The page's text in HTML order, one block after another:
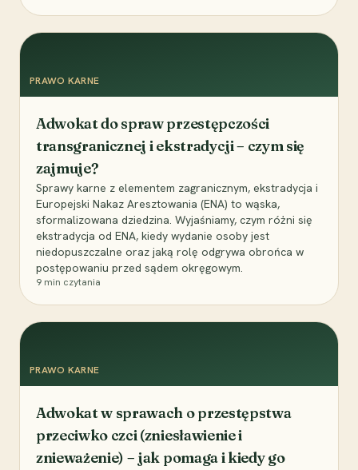
PRAWO KARNE
Adwokat do spraw przestępczości
transgranicznej i ekstradycji – czym się
zajmuje?
Sprawy karne z elementem zagranicznym, ekstradycja i
Europejski Nakaz Aresztowania (ENA) to wąska,
sformalizowana dziedzina. Wyjaśniamy, czym różni się
ekstradycja od ENA, kiedy wydanie osoby jest
niedopuszczalne oraz jaką rolę odgrywa obrońca w
postępowaniu przed sądem okręgowym.
9 min czytania
PRAWO KARNE
Adwokat w sprawach o przestępstwa
przeciwko czci (zniesławienie i
znieważenie) – jak pomaga i kiedy go